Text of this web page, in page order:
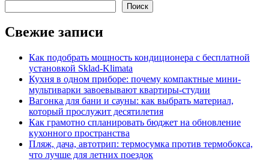
Поиск
Свежие записи
Как подобрать мощность кондиционера с бесплатной
установкой Sklad-Klimata
Кухня в одном приборе: почему компактные мини-
мультиварки завоевывают квартиры-студии
Вагонка для бани и сауны: как выбрать материал,
который прослужит десятилетия
Как грамотно спланировать бюджет на обновление
кухонного пространства
Пляж, дача, автотрип: термосумка против термобокса,
что лучше для летних поездок